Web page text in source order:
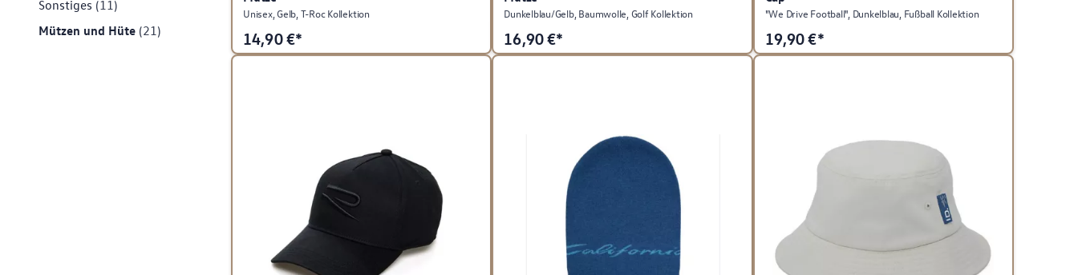
Sonstiges (11)
Mützen und Hüte (21)
Unisex, Gelb, T-Roc Kollektion
14,90€*
Dunkelblau/Gelb, Baumwolle, Golf Kollektion
16,90€*
"We Drive Football", Dunkelblau, Fußball Kollektion
19,90€*